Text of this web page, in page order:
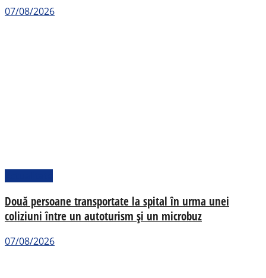
07/08/2026
Două persoane transportate la spital în urma unei
coliziuni între un autoturism și un microbuz
07/08/2026